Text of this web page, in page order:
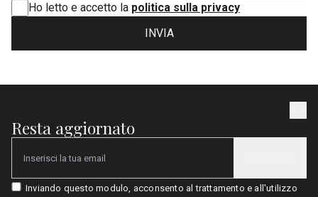
Ho letto e accetto la politica sulla privacy
INVIA
Resta aggiornato
Email
Inviando questo modulo, acconsento al trattamento e all'utilizzo